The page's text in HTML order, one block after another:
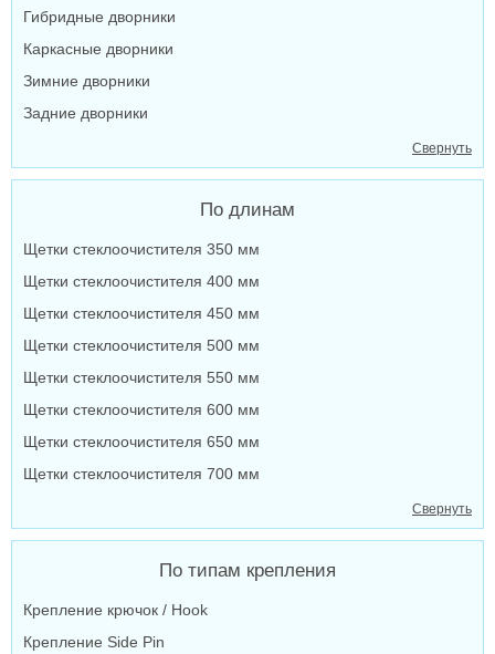
Гибридные дворники
Каркасные дворники
Зимние дворники
Задние дворники
Свернуть
По длинам
Щетки стеклоочистителя 350 мм
Щетки стеклоочистителя 400 мм
Щетки стеклоочистителя 450 мм
Щетки стеклоочистителя 500 мм
Щетки стеклоочистителя 550 мм
Щетки стеклоочистителя 600 мм
Щетки стеклоочистителя 650 мм
Щетки стеклоочистителя 700 мм
Свернуть
По типам крепления
Крепление крючок / Hook
Крепление Side Pin